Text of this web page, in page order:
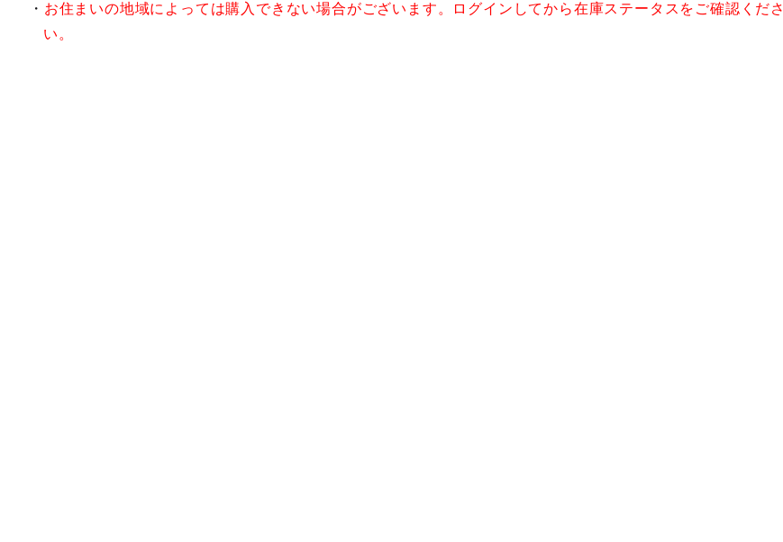
お住まいの地域によっては購入できない場合がございます。ログインしてから在庫ステータスをご確認くださ
い。